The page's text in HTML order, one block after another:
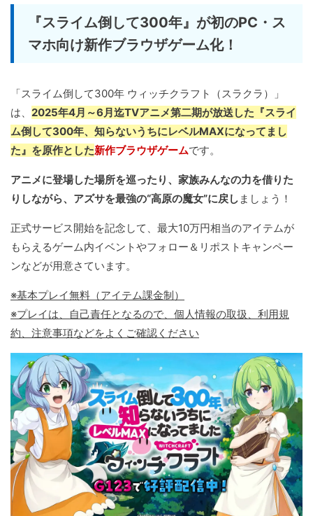
『スライム倒して300年』が初のPC・ス
マホ向け新作ブラウザゲーム化！
「スライム倒して300年 ウィッチクラフト（スラクラ）」
は、 2025年4月～6月迄TVアニメ第二期が放送した『スライ
ム倒して300年、知らないうちにレベルMAXになってまし
た』を原作とした新作ブラウザゲームです。
アニメに登場した場所を巡ったり、家族みんなの力を借りた
りしながら、アズサを最強の“高原の魔女”に戻し ましょう！
正式サービス開始を記念して、最大10万円相当のアイテムが
もらえるゲーム内イベントやフォロー＆リポストキャンペー
ンなどが用意さています。
※基本プレイ無料（アイテム課金制）
※プレイは、自己責任となるので、個人情報の取扱、利用規
約、注意事項などをよくご確認ください